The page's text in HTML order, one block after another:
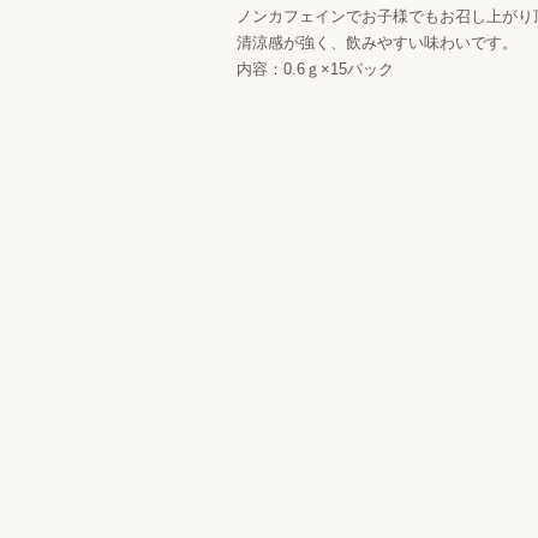
ノンカフェインでお子様でもお召し上がり
清涼感が強く、飲みやすい味わいです。
内容：0.6ｇ×15パック